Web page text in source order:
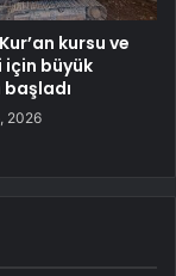
kursu ve
için büyük
2026